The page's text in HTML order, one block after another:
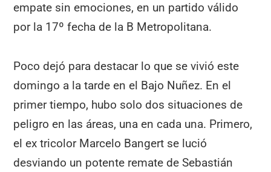
empate sin emociones, en un partido válido
por la 17º fecha de la B Metropolitana.
Poco dejó para destacar lo que se vivió este
domingo a la tarde en el Bajo Nuñez. En el
primer tiempo, hubo solo dos situaciones de
peligro en las áreas, una en cada una. Primero,
el ex tricolor Marcelo Bangert se lució
desviando un potente remate de Sebastián